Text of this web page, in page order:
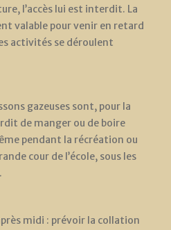
l’accès lui est interdit. La
valable pour venir en retard
activités se déroulent
gazeuses sont, pour la
de manger ou de boire
pendant la récréation ou
cour de l’école, sous les
midi : prévoir la collation